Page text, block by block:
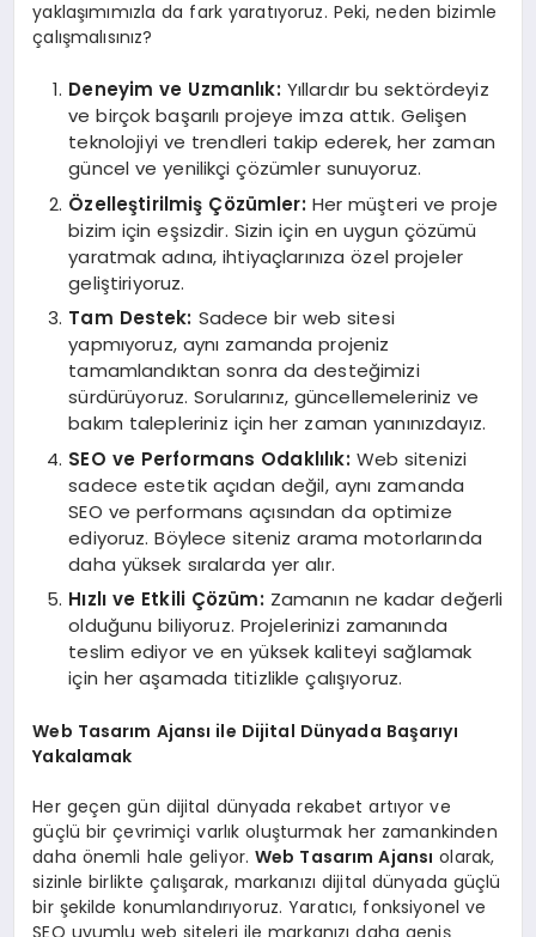
yaklaşımımızla da fark yaratıyoruz. Peki, neden bizimle
çalışmalısınız?
Deneyim ve Uzmanlık: Yıllardır bu sektördeyiz
ve birçok başarılı projeye imza attık. Gelişen
teknolojiyi ve trendleri takip ederek, her zaman
güncel ve yenilikçi çözümler sunuyoruz.
Özelleştirilmiş Çözümler: Her müşteri ve proje
bizim için eşsizdir. Sizin için en uygun çözümü
yaratmak adına, ihtiyaçlarınıza özel projeler
geliştiriyoruz.
Tam Destek: Sadece bir web sitesi
yapmıyoruz, aynı zamanda projeniz
tamamlandıktan sonra da desteğimizi
sürdürüyoruz. Sorularınız, güncellemeleriniz ve
bakım talepleriniz için her zaman yanınızdayız.
SEO ve Performans Odaklılık: Web sitenizi
sadece estetik açıdan değil, aynı zamanda
SEO ve performans açısından da optimize
ediyoruz. Böylece siteniz arama motorlarında
daha yüksek sıralarda yer alır.
Hızlı ve Etkili Çözüm: Zamanın ne kadar değerli
olduğunu biliyoruz. Projelerinizi zamanında
teslim ediyor ve en yüksek kaliteyi sağlamak
için her aşamada titizlikle çalışıyoruz.
Web Tasarım Ajansı ile Dijital Dünyada Başarıyı
Yakalamak
Her geçen gün dijital dünyada rekabet artıyor ve
güçlü bir çevrimiçi varlık oluşturmak her zamankinden
daha önemli hale geliyor.Web Tasarım Ajansı olarak,
sizinle birlikte çalışarak, markanızı dijital dünyada güçlü
bir şekilde konumlandırıyoruz. Yaratıcı, fonksiyonel ve
SEO uyumlu web siteleri ile markanızı daha geniş